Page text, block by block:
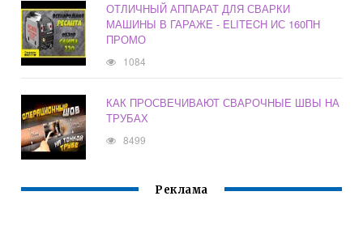
ОТЛИЧНЫЙ АППАРАТ ДЛЯ СВАРКИ
МАШИНЫ В ГАРАЖЕ - ELITECH ИС 160ПН
ПРОМО
1084
КАК ПРОСВЕЧИВАЮТ СВАРОЧНЫЕ ШВЫ НА
ТРУБАХ
8499
Реклама